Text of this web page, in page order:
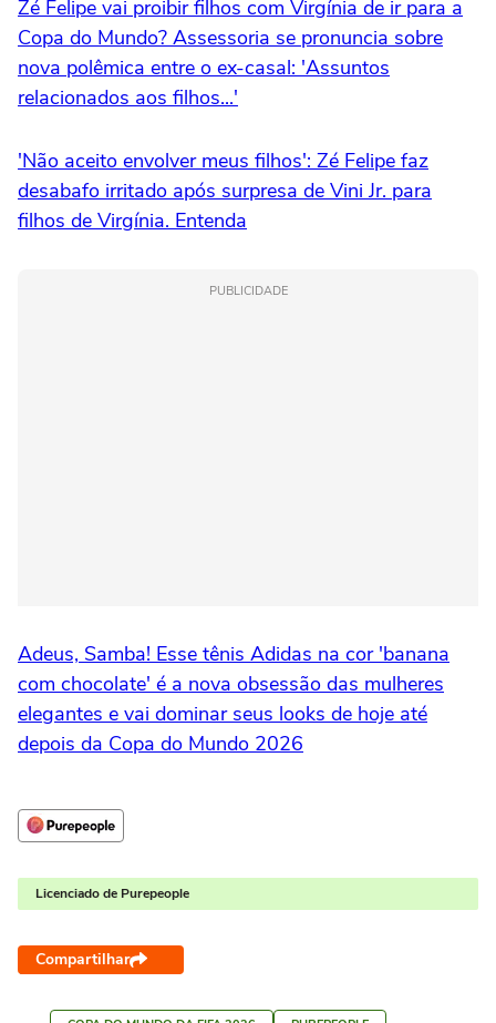
Zé Felipe vai proibir filhos com Virgínia de ir para a
Copa do Mundo? Assessoria se pronuncia sobre
nova polêmica entre o ex-casal: 'Assuntos
relacionados aos filhos...'
'Não aceito envolver meus filhos': Zé Felipe faz
desabafo irritado após surpresa de Vini Jr. para
filhos de Virgínia. Entenda
PUBLICIDADE
Adeus, Samba! Esse tênis Adidas na cor 'banana
com chocolate' é a nova obsessão das mulheres
elegantes e vai dominar seus looks de hoje até
depois da Copa do Mundo 2026
Licenciado de Purepeople
Compartilhar